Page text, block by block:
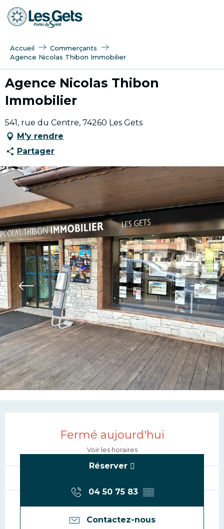
Aller
au
Accueil
Commerçants
Agence Nicolas Thibon Immobilier
Agence Nicolas Thibon
Immobilier
541, rue du Centre, 74260 Les Gets
M'y rendre
Partager
Ouverture et
Fermé aujourd'hui
Voir les horaires
Réserver
04 50 75 83 ▒▒
Contactez-nous